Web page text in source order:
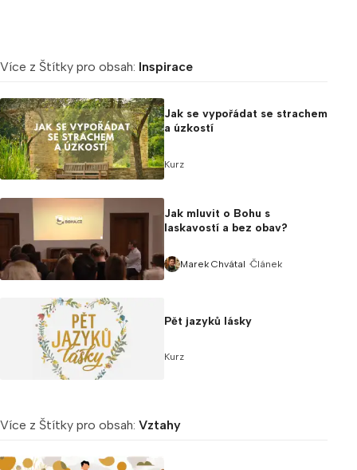
Více z Štítky pro obsah: Inspirace
Jak se vypořádat se strachem
a úzkostí
Kurz
Jak mluvit o Bohu s
laskavostí a bez obav?
Marek Chvátal Článek
Pět jazyků lásky
Kurz
Více z Štítky pro obsah: Vztahy